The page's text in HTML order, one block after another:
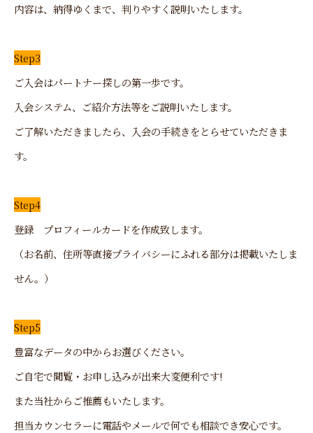
内容は、納得ゆくまで、判りやすく説明いたします。
Step3
ご入会はパートナー探しの第一歩です。
入会システム、ご紹介方法等をご説明いたします。
ご了解いただきましたら、入会の手続きをとらせていただきま
す。
Step4
登録 プロフィールカードを作成致します。
（お名前、住所等直接プライバシーにふれる部分は掲載いたしま
せん。）
Step5
豊富なデータの中からお選びください。
ご自宅で閲覧・お申し込みが出来大変便利です!
また当社からご推薦もいたします。
担当カウンセラーに電話やメールで何でも相談でき安心です。